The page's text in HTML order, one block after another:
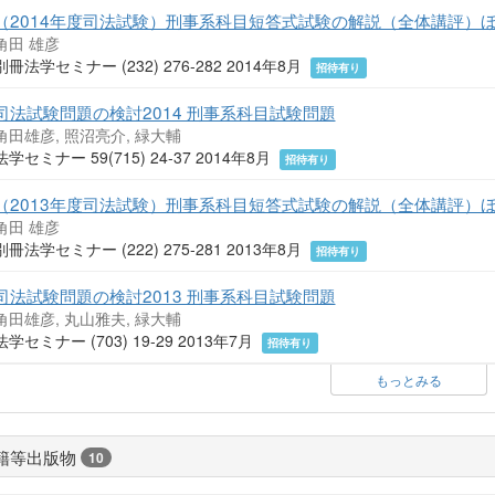
2014年度司法試験）刑事系科目短答式試験の解説（全体講評）
田 雄彦
冊法学セミナー (232) 276-282 2014年8月
招待有り
法試験問題の検討2014 刑事系科目試験問題
田雄彦, 照沼亮介, 緑大輔
学セミナー 59(715) 24-37 2014年8月
招待有り
2013年度司法試験）刑事系科目短答式試験の解説（全体講評）
田 雄彦
冊法学セミナー (222) 275-281 2013年8月
招待有り
法試験問題の検討2013 刑事系科目試験問題
田雄彦, 丸山雅夫, 緑大輔
学セミナー (703) 19-29 2013年7月
招待有り
もっとみる
等出版物 10